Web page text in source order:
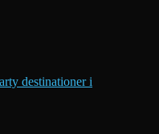
destinationer i